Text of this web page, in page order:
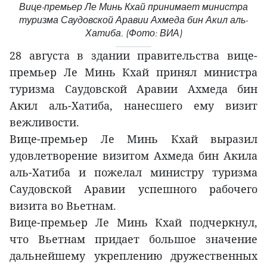
Вице-премьер Ле Минь Кхай принимает министра
туризма Саудовской Аравии Ахмеда бин Акил аль-
Хатиба. (Фото: ВИА)
28 августа в здании правительства вице-
премьер Ле Минь Кхай принял министра
туризма Саудовской Аравии Ахмеда бин
Акил аль-Хатиба, нанесшего ему визит
вежливости.
Вице-премьер Ле Минь Кхай выразил
удовлетворение визитом Ахмеда бин Акила
аль-Хатиба и пожелал министру туризма
Саудовской Аравии успешного рабочего
визита во Вьетнам.
Вице-премьер Ле Минь Кхай подчеркнул,
что Вьетнам придает большое значение
дальнейшему укреплению дружественных